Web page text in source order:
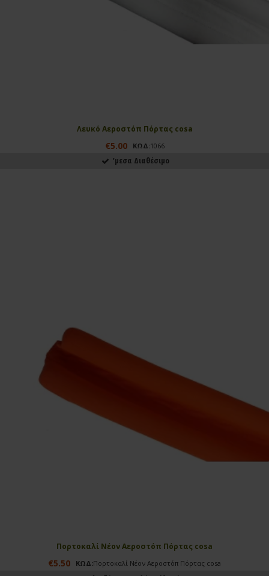
Λευκό Αεροστόπ Πόρτας cosa
€5.00 ΚΩΔ:1066
ʼμεσα Διαθέσιμο
Πορτοκαλί Νέον Αεροστόπ Πόρτας cosa
€5.50 ΚΩΔ:Πορτοκαλί Νέον Αεροστόπ Πόρτας cosa